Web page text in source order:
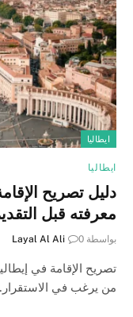
ايطاليا
ايطاليا
معرفته قبل
بواسطة Layal Al Ali 0
تصريح الإقامة في
من يرغب في